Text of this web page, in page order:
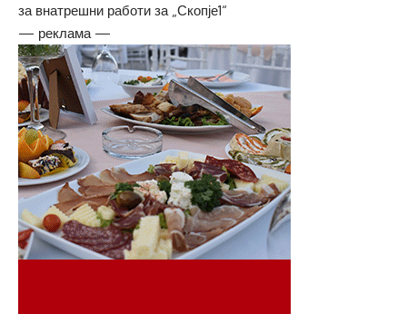
за внатрешни работи за „Скопје1“
— реклама —